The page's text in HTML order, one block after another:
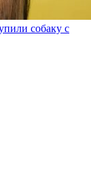
собаку с